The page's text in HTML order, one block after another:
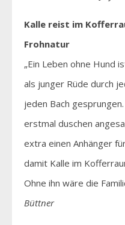
Kalle reist im
Frohnatur
„Ein Leben ohne Hund
als junger Rüde durch
jeden Bach
erstmal duschen
extra einen Anhänger
damit Kalle im
Ohne ihn wäre die
Büttner